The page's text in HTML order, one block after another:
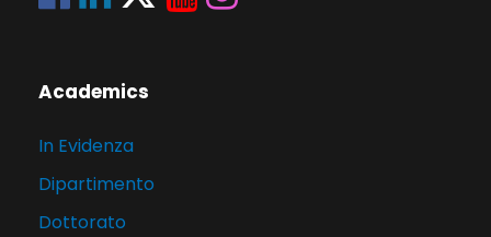
Academics
In Evidenza
Dipartimento
Dottorato